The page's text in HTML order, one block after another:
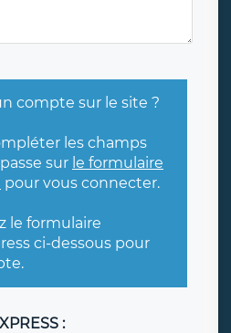
compte sur le site ?
les champs
sur le formulaire
pour vous connecter.
le formulaire
ci-dessous pour
: